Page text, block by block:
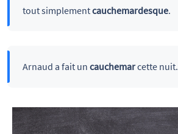
tout simplementcauchemardesque.
Arnaud a fait un cauchemarcette nuit.